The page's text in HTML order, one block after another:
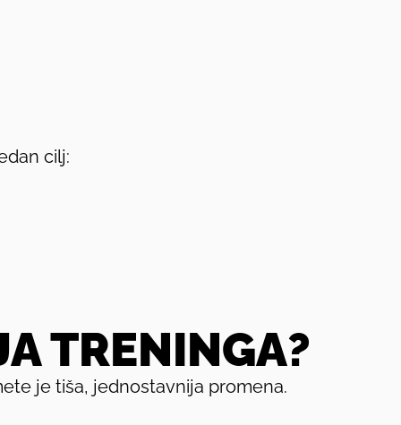
cilj:
TRENINGA?
je tiša, jednostavnija promena.